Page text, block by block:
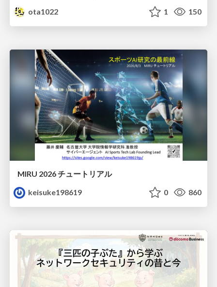
ota1022
1 150
MIRU 2026 チュートリアル
keisuke198619
0 860